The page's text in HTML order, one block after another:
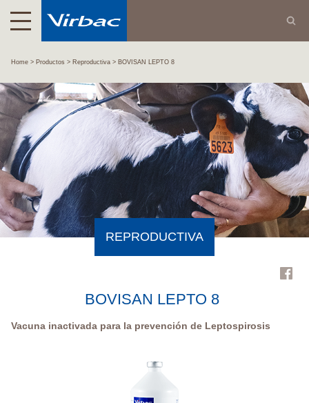
Home Productos Reproductiva BOVISAN LEPTO 8
REPRODUCTIVA
BOVISAN LEPTO 8
Vacuna inactivada para la prevención de Leptospirosis